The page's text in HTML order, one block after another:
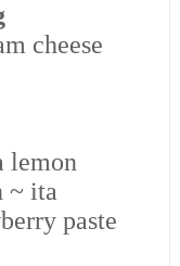
cheese
lemon
~ ita
paste